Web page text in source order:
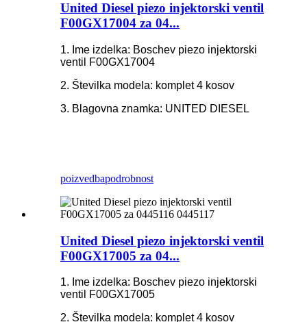
United Diesel piezo injektorski ventil
F00GX17004 za 04...
1. Ime izdelka: Boschev piezo injektorski
ventil F00GX17004
2. Številka modela: komplet 4 kosov
3. Blagovna znamka: UNITED DIESEL
poizvedbapodrobnost
United Diesel piezo injektorski ventil
F00GX17005 za 04...
1. Ime izdelka: Boschev piezo injektorski
ventil F00GX17005
2. Številka modela: komplet 4 kosov